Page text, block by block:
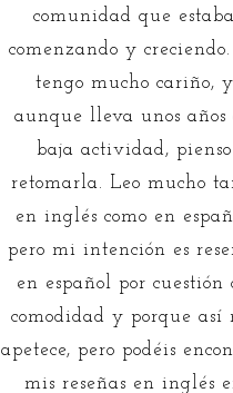
comunidad que estaba
comenzando y
tengo mucho cariño, y
aunque lleva unos años
baja actividad, pienso
retomarla. Leo mucho
en inglés como en
pero mi intención es
en español por cuestión
comodidad y porque así
apetece, pero podéis
mis reseñas en inglés